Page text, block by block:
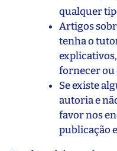
qualquer
Artigos
tenha o
fornecer ou
Se existe
autoria e
favor nos
publicação